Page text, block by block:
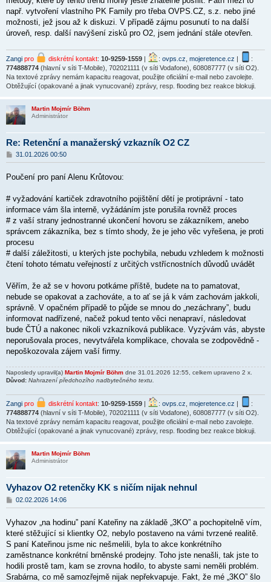
např. vytvoření vlastního PK Family pro třeba OVPS.CZ, s.z. nebo jiné
možnosti, jež jsou až k diskuzi. V případě zájmu posunutí to na další
úroveň, resp. další navýšení zisků pro O2, jsem jednání stále otevřen.
Zangi pro diskrétní kontakt: 10-9259-1559 | : ovps.cz mojeretence.cz |
:
774888774 (hlavní v síti T-Mobile), 702021111 (v síti Vodafone), 608087777 (v síti O2).
Na textové zprávy nemám kapacitu reagovat, použijte oficiální e-mail nebo zavolejte.
Obtěžující (opakované a jinak vynucované) zprávy, resp. flooding bez reakce blokuji.
Martin Mojmír Böhm
Administrátor
Re: Retenční a manažerský vzkazník O2 CZ
P
ř
s
v
e
31.01.2026 00:50
Poučení pro paní Alenu Krůtovou:
# vyžadování kartiček zdravotního pojištění dětí je protiprávní - tato
informace vám šla interně, vyžádáním jste porušila rovněž proces
# z vaší strany jednostranné ukončení hovoru se zákazníkem, anebo
správcem zákazníka, bez s tímto shody, že je jeho věc vyřešena, je proti
procesu
# další záležitosti, u kterých jste pochybila, nebudu vzhledem k možnosti
čtení tohoto tématu veřejností z určitých vstřícnostních důvodů uvádět
Věřím, že až se v hovoru potkáme příště, budete na to pamatovat,
nebude se opakovat a zachováte, a to ať se já k vám zachovám jakkoli,
správně. V opačném případě to půjde se mnou do „nezáchrany”, budu
informovat nadřízené, načež pokud tento věci nenapraví, následovat
bude ČTÚ a nakonec nikoli vzkazníková publikace. Vyzývám vás, abyste
neporušovala proces, nevytvářela komplikace, chovala se zodpovědně -
nepoškozovala zájem vaší firmy.
Naposledy upravil(a) Martin Mojmír Böhm dne 31.01.2026 12:55, celkem upraveno 2 x.
Důvod: Nahrazení předchozího nadbytečného textu.
Zangi pro diskrétní kontakt: 10-9259-1559 | : ovps.cz mojeretence.cz |
:
774888774 (hlavní v síti T-Mobile), 702021111 (v síti Vodafone), 608087777 (v síti O2).
Na textové zprávy nemám kapacitu reagovat, použijte oficiální e-mail nebo zavolejte.
Obtěžující (opakované a jinak vynucované) zprávy, resp. flooding bez reakce blokuji.
Martin Mojmír Böhm
Administrátor
Vyhazov O2 retenčky KK s ničím nijak nehnul
P
ř
s
p
ě
v
e
02.02.2026 14:06
Vyhazov „na hodinu” paní Kateřiny na základě „3KO” a pochopitelně vím,
které stěžující si klientky O2, nebylo postaveno na vámi tvrzené realitě.
S paní Kateřinou jsme nic nešmelili, byla to akce konkrétního
zaměstnance konkrétní brněnské prodejny. Toho jste nenašli, tak jste to
hodili prostě tam, kam se zrovna hodilo, to abyste sami neměli problém.
Srabárna, co mě samozřejmě nijak nepřekvapuje. Fakt, že mé „3KO” šlo